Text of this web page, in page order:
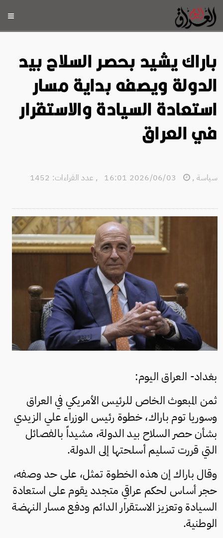
باراك يشيد بحصر السلاح بيد
الدولة ويصفه بداية مسار
استعادة السيادة والاستقرار
في العراق
سياسة ,
, عدد القراءات: 1452
بغداد- العراق اليوم:
ثمن المبعوث الخاص للرئيس الأمريكي في العراق
وسوريا توم باراك، خطوة رئيس الوزراء علي الزيدي
بشأن حصر السلاح بيد الدولة، مشيداً بالفصائل
التي قررت تسليم أسلحتها إلى الدولة.
وقال باراك إن هذه الخطوة تمثل، على حد وصفه،
حجر أساس لحكم عراقي متجدد يقوم على استعادة
السيادة وتعزيز الاستقرار الدائم ودفع مسار النهضة
الوطنية.